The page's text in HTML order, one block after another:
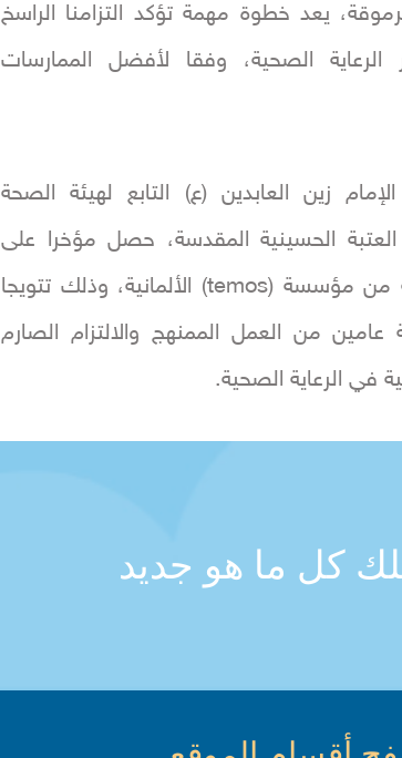
يعد خطوة مهمة تؤكد التزامنا الراسخ
الرعاية الصحية، وفقا لأفضل الممارسات
زين العابدين (ع) التابع لهيئة الصحة
الحسينية المقدسة، حصل مؤخرا على
شهادة الجودة الطبية من مؤسسة (temos) الألمانية، وذلك تتويجا
عامين من العمل الممنهج والالتزام الصارم
في الرعاية الصحية.
كل ما هو جديد